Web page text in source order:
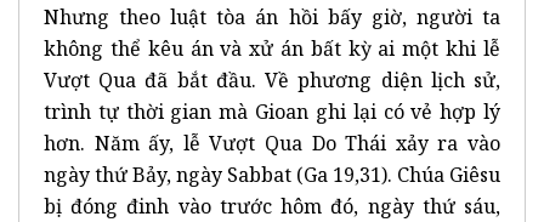
Nhưng theo luật tòa án hồi bấy giờ, người ta
không thể kêu án và xử án bất kỳ ai một khi lễ
Vượt Qua đã bắt đầu. Về phương diện lịch sử,
trình tự thời gian mà Gioan ghi lại có vẻ hợp lý
hơn. Năm ấy, lễ Vượt Qua Do Thái xảy ra vào
ngày thứ Bảy, ngày Sabbat (Ga 19,31). Chúa Giêsu
bị đóng đinh vào trước hôm đó, ngày thứ sáu,